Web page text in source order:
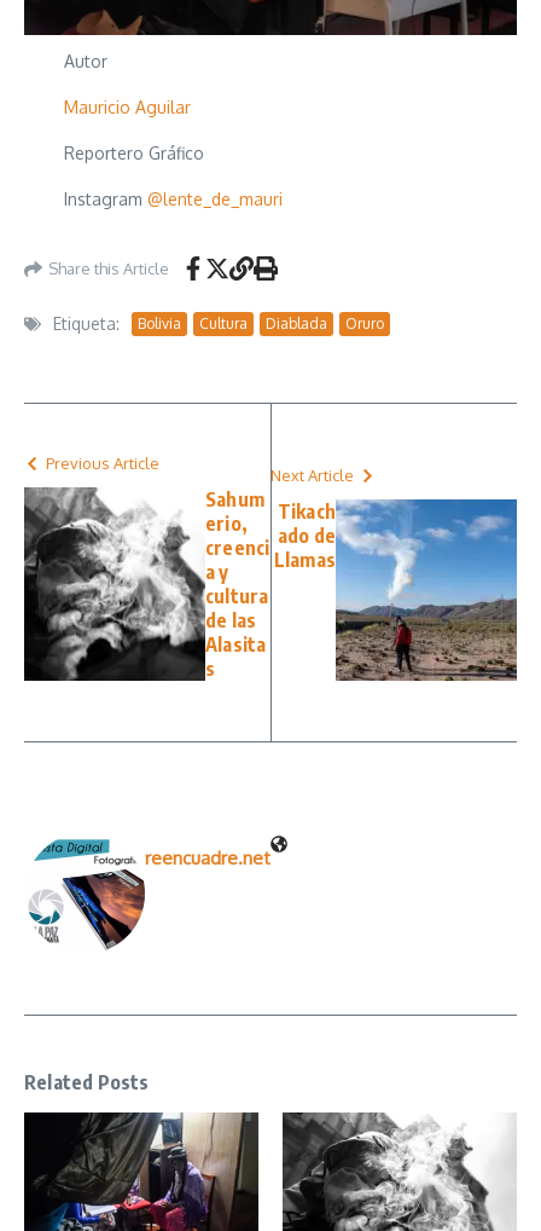
Autor
Mauricio Aguilar
Reportero Gráfico
Instagram @lente_de_mauri
Share this Article
Etiqueta: Bolivia Cultura Diablada Oruro
Previous Article
Sahum
erio,
creenci
a y
cultura
de las
Alasita
s
Next Article
Tikach
ado de
Llamas
reencuadre.net
Related Posts